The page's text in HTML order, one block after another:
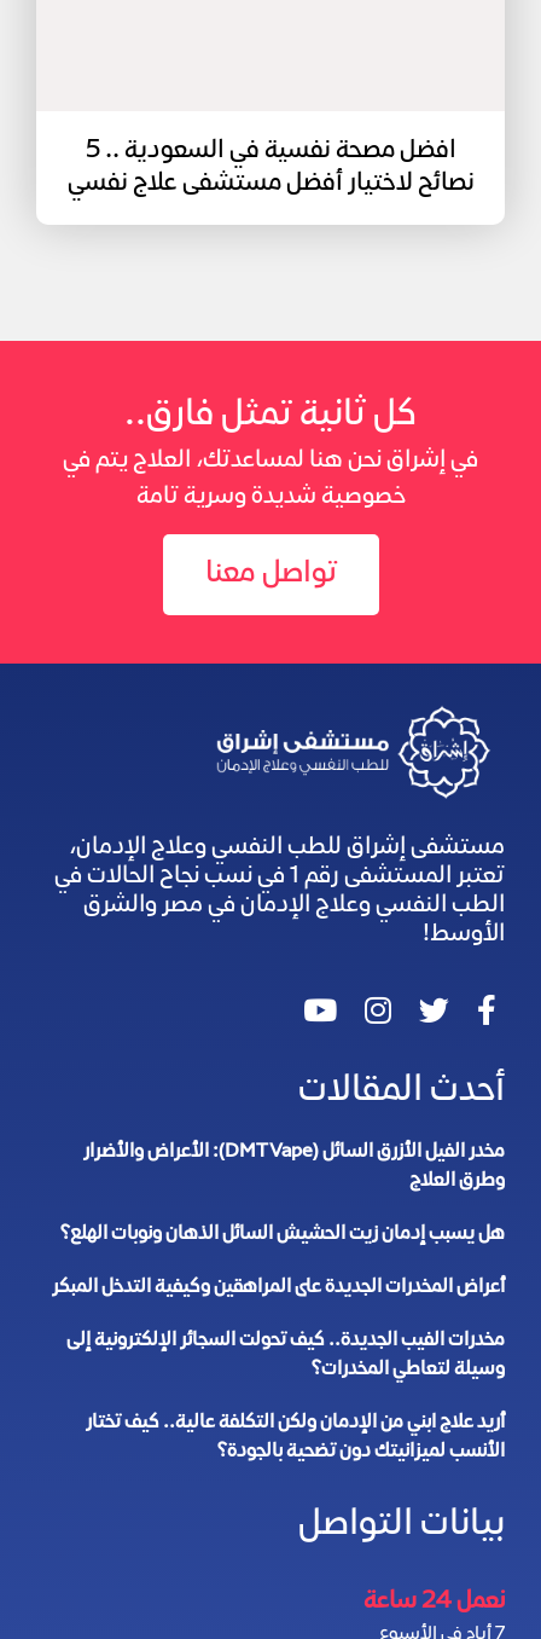
افضل مصحة نفسية في السعودية .. 5
نصائح لاختيار أفضل مستشفى علاج نفسي
كل ثانية تمثل فارق..
في إشراق نحن هنا لمساعدتك، العلاج يتم في
خصوصية شديدة وسرية تامة
تواصل معنا
مستشفى إشراق للطب النفسي وعلاج الإدمان،
تعتبر المستشفى رقم 1 في نسب نجاح الحالات في
الطب النفسي وعلاج الإدمان في مصر والشرق
الأوسط!
أحدث المقالات
مخدر الفيل الأزرق السائل (DMT Vape): الأعراض والأضرار
وطرق العلاج
هل يسبب إدمان زيت الحشيش السائل الذهان ونوبات الهلع؟
أعراض المخدرات الجديدة على المراهقين وكيفية التدخل المبكر
مخدرات الفيب الجديدة.. كيف تحولت السجائر الإلكترونية إلى
وسيلة لتعاطي المخدرات؟
أريد علاج ابني من الإدمان ولكن التكلفة عالية.. كيف تختار
الأنسب لميزانيتك دون تضحية بالجودة؟
بيانات التواصل
نعمل 24 ساعة